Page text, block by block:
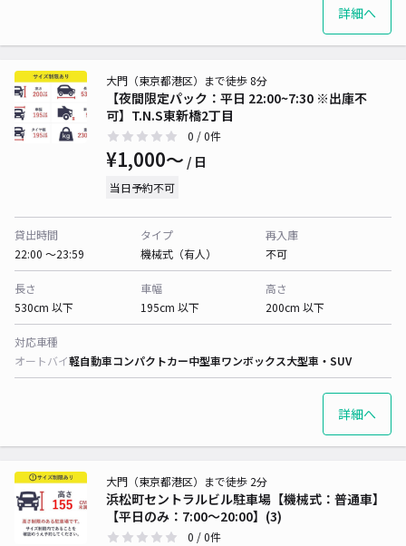
詳細へ
【夜間限定パック：平日 22:00~7:30 ※出庫不
可】T.N.S東新橋2丁目
大門（東京都港区）まで徒歩 8分
0 / 0件
¥1,000〜 / 日
当日予約不可
貸出時間
22:00 〜23:59
タイプ
機械式（有人）
再入庫
不可
長さ
530cm 以下
車幅
195cm 以下
高さ
200cm 以下
対応車種
オートバイ軽自動車コンパクトカー中型車ワンボックス大型車・SUV
詳細へ
浜松町セントラルビル駐車場【機械式：普通車】
【平日のみ：7:00～20:00】(3)
大門（東京都港区）まで徒歩 2分
0 / 0件